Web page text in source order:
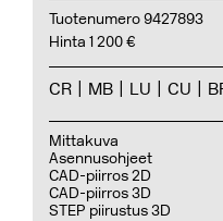
Tuotenumero 9427893
Hinta 1 200 €
CR MB LU CU
Mittakuva
Asennusohjeet
CAD-piirros 2D
CAD-piirros 3D
STEP piirustus 3D